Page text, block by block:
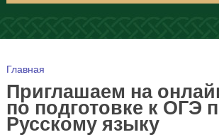
Вы здесь
Главная
Приглашаем на
по подготовке к ОГЭ
Русскому языку